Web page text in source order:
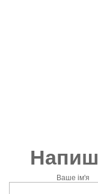
Ваше ім'я